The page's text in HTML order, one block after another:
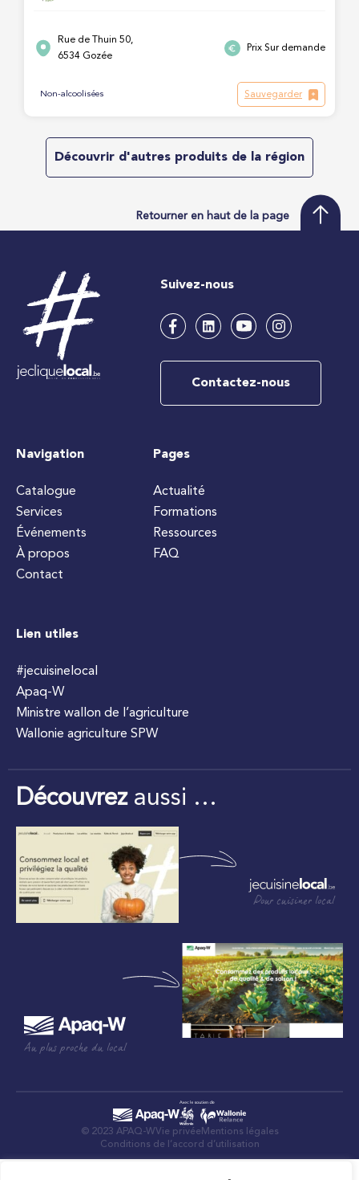
Rue de Thuin 50,
6534 Gozée
Prix Sur demande
Non-alcoolisées Sauvegarder
Découvrir d'autres produits de la région
Retourner en haut de la page
Suivez-nous
Contactez-nous
Navigation
Catalogue
Services
Événements
À propos
Contact
Pages
Actualité
Formations
Ressources
FAQ
Lien utiles
#jecuisinelocal
Apaq-W
Ministre wallon de l’agriculture
Wallonie agriculture SPW
Découvrezaussi …
Pour cuisiner local
Au plus proche du local
© 2023 APAQ-WVie privée Mentions légales
Conditions de l’accord d’utilisation